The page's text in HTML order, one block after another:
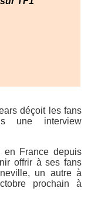
déçoit les fans
une interview
en France depuis
offrir à ses fans
un autre à
prochain à